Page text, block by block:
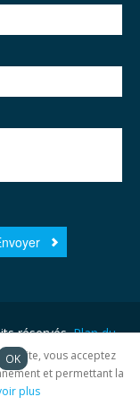
réservés.Plan du
ce site, vous acceptez
et permettant la
plus
OK